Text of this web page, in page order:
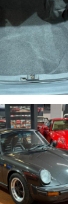
TRATTATIVE